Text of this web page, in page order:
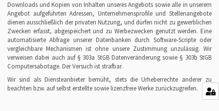
Downloads und Kopien von Inhalten unseres Angebots sowie alle in unserem
Angebot aufgeführten Adressen, Unternehmensprofile und Stellenangebote
dienen ausschließlich der privaten Nutzung, und dürfen nicht zu gewerblichen
Zwecken erfasst, abgespeichert und zu Werbezwecken genutzt werden. Eine
automatisierte Abfrage unserer Datenbanken durch Software-Scripte oder
vergleichbare Mechanismen ist ohne unsere Zustimmung unzulässig. Wir
verweisen dabei auch auf § 303a StGB Datenveränderung sowie § 303b StGB
Computersabotage. Der Versuch ist strafbar.
Wir sind als Diensteanbieter bemüht, stets die Urheberrechte anderer zu
beachten bzw. auf selbst erstellte sowie lizenzfreie Werke zurückzugreifen.